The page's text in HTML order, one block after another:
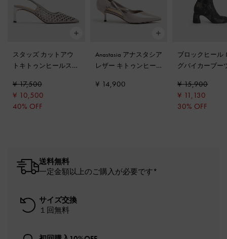
スタッズ カットアウ
トキトゥンヒールスリ
ライトグレー
¥ 17,500
¥ 10,500
40% OFF
Anastasia アナスタシア
レザー キトゥンヒー
¥ 14,900
ブロックヒール
グバイカーブー
¥ 15,900
¥ 11,130
30% OFF
送料無料
一定金額以上のご購入が必要です*
サイズ交換
１回無料